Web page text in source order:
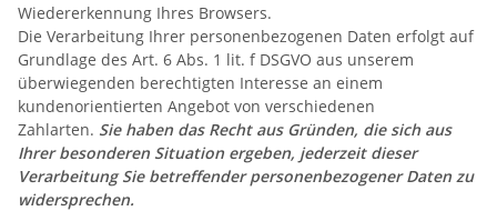
Wiedererkennung Ihres Browsers.
Die Verarbeitung Ihrer personenbezogenen Daten erfolgt auf
Grundlage des Art. 6 Abs. 1 lit. f DSGVO aus unserem
überwiegenden berechtigten Interesse an einem
kundenorientierten Angebot von verschiedenen
Zahlarten. Sie haben das Recht aus Gründen, die sich aus
Ihrer besonderen Situation ergeben, jederzeit dieser
Verarbeitung Sie betreffender personenbezogener Daten zu
widersprechen.